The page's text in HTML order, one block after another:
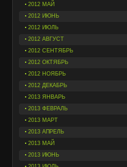
2012 МАЙ
2012 ИЮНЬ
2012 ИЮЛЬ
2012 АВГУСТ
2012 СЕНТЯБРЬ
2012 ОКТЯБРЬ
2012 НОЯБРЬ
2012 ДЕКАБРЬ
2013 ЯНВАРЬ
2013 ФЕВРАЛЬ
2013 МАРТ
2013 АПРЕЛЬ
2013 МАЙ
2013 ИЮНЬ